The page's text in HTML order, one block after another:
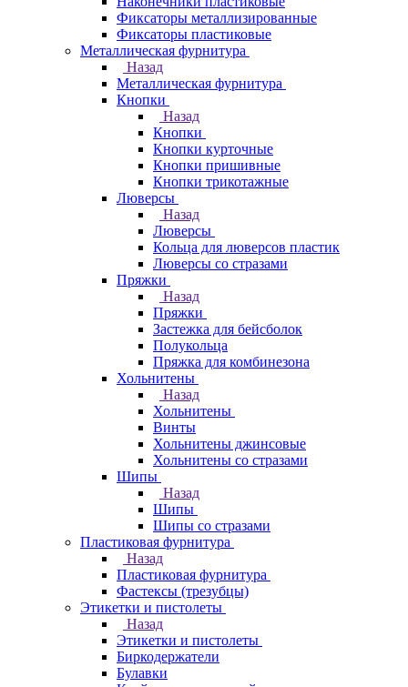
Фиксаторы металлизированные
Фиксаторы пластиковые
Металлическая фурнитура
Назад
Металлическая фурнитура
Кнопки
Назад
Кнопки
Кнопки курточные
Кнопки пришивные
Кнопки трикотажные
Люверсы
Назад
Люверсы
Кольца для люверсов пластик
Люверсы со стразами
Пряжки
Назад
Пряжки
Застежка для бейсболок
Полукольца
Пряжка для комбинезона
Хольнитены
Назад
Хольнитены
Винты
Хольнитены джинсовые
Хольнитены со стразами
Шипы
Назад
Шипы
Шипы со стразами
Пластиковая фурнитура
Назад
Пластиковая фурнитура
Фастексы (трезубцы)
Этикетки и пистолеты
Назад
Этикетки и пистолеты
Биркодержатели
Булавки